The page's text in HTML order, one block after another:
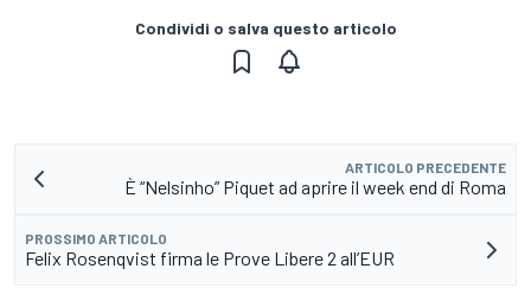
Condividi o salva questo articolo
ARTICOLO PRECEDENTE
È “Nelsinho” Piquet ad aprire il week end di Roma
PROSSIMO ARTICOLO
Felix Rosenqvist firma le Prove Libere 2 all’EUR